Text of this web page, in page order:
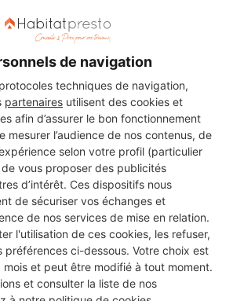
de navigation
techniques de navigation,
partenaires utilisent des cookies et
afin d’assurer le bon fonctionnement
mesurer l’audience de nos contenus, de
selon votre profil (particulier
vous proposer des publicités
d’intérêt. Ces dispositifs nous
de sécuriser vos échanges et
de nos services de mise en relation.
l'utilisation de ces cookies, les refuser,
préférences ci-dessous. Votre choix est
et peut être modifié à tout moment.
et consulter la liste de nos
CHERCHER ?
des travaux et ne savez quel professionnel
partout en France.
UN DEVIS